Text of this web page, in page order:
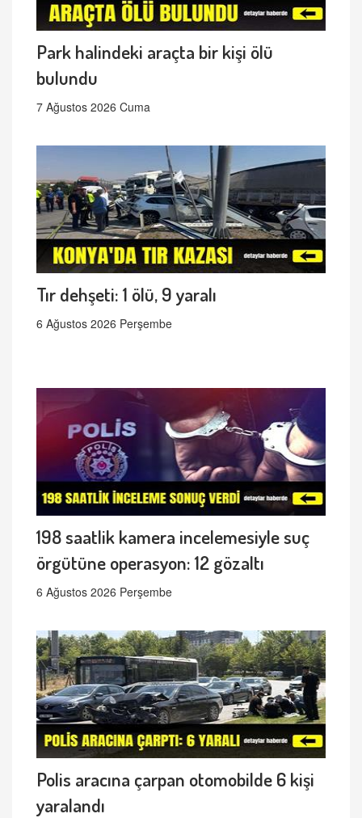
Park halindeki araçta bir kişi ölü
bulundu
7 Ağustos 2026 Cuma
Tır dehşeti: 1 ölü, 9 yaralı
6 Ağustos 2026 Perşembe
198 saatlik kamera incelemesiyle suç
örgütüne operasyon: 12 gözaltı
6 Ağustos 2026 Perşembe
Polis aracına çarpan otomobilde 6 kişi
yaralandı